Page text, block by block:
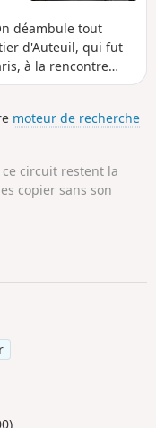
déambule tout
d'Auteuil, qui fut
à la rencontre
avoir franchi la
végétaux,
moteur de recherche
ce circuit restent la
copier sans son